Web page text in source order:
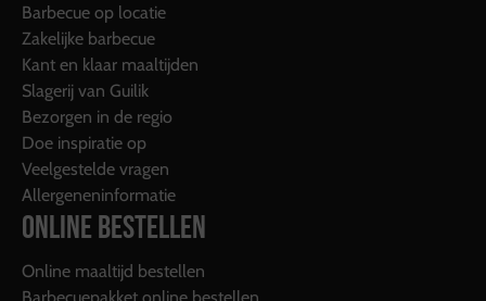
Barbecue op locatie
Zakelijke barbecue
Kant en klaar maaltijden
Slagerij van Guilik
Bezorgen in de regio
Doe inspiratie op
Veelgestelde vragen
Allergeneninformatie
ONLINE BESTELLEN
Online maaltijd bestellen